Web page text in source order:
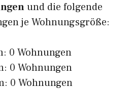
und die folgende
je Wohnungsgröße:
0 Wohnungen
0 Wohnungen
0 Wohnungen